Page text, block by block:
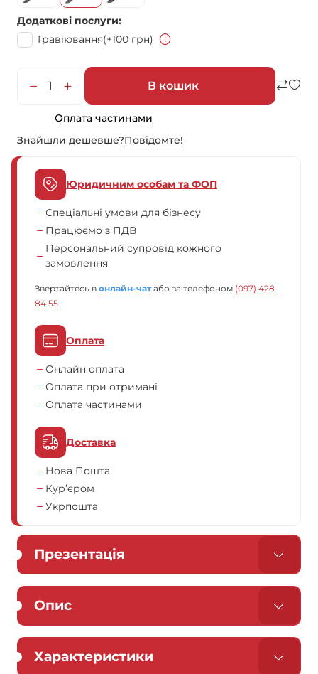
Додаткові послуги
Гравіювання(+100 грн)
В кошик
Оплата частинами
Знайшли дешевше?Повiдомте!
Юридичним особам та ФОП
Спеціальні умови для бізнесу
Працюємо з ПДВ
Персональний супровід кожного
замовлення
Звертайтесь в онлайн-чат або за телефоном (097) 428
84 55
Оплата
Онлайн оплата
Оплата при отримані
Оплата частинами
Доставка
Нова Пошта
Кур’єром
Укрпошта
Презентація
Опис
Характеристики